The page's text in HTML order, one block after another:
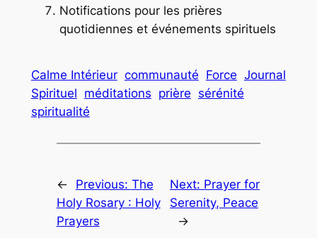
Notifications pour les prières
quotidiennes et événements spirituels
Calme Intérieur communauté Force Journal
Spirituel méditations prière sérénité
spiritualité
← Previous: The
Holy Rosary : Holy
Prayers
Next: Prayer for
Serenity, Peace
→